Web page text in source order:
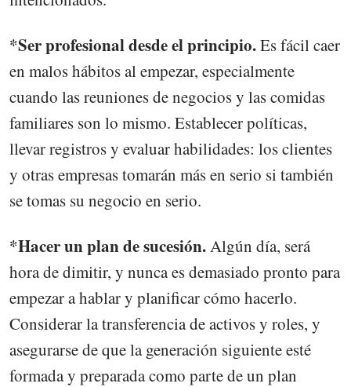
*Ser profesional desde el principio.Es fácil caer
en malos hábitos al empezar, especialmente
cuando las reuniones de negocios y las comidas
familiares son lo mismo. Establecer políticas,
llevar registros y evaluar habilidades: los clientes
y otras empresas tomarán más en serio si también
se tomas su negocio en serio.
*Hacer un plan de sucesión.Algún día, será
hora de dimitir, y nunca es demasiado pronto para
empezar a hablar y planificar cómo hacerlo.
Considerar la transferencia de activos y roles, y
asegurarse de que la generación siguiente esté
formada y preparada como parte de un plan